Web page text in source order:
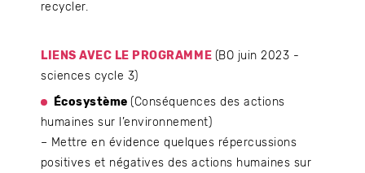
recycler.
LIENS AVEC LE PROGRAMME (BO juin 2023 -
sciences cycle 3)
Écosystème(Conséquences des actions
humaines sur l’environnement)
– Mettre en évidence quelques répercussions
positives et négatives des actions humaines sur